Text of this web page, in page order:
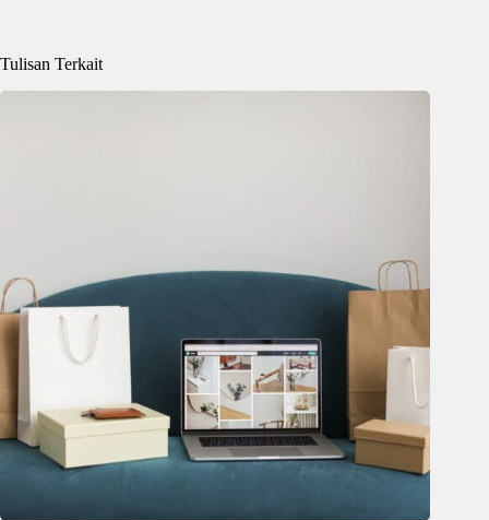
Tulisan Terkait